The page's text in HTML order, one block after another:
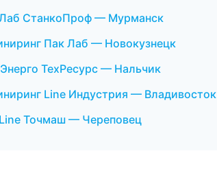
СтанкоПроф — Мурманск
Пак Лаб — Новокузнецк
ТехРесурс — Нальчик
Line Индустрия — Владивосток
Точмаш — Череповец